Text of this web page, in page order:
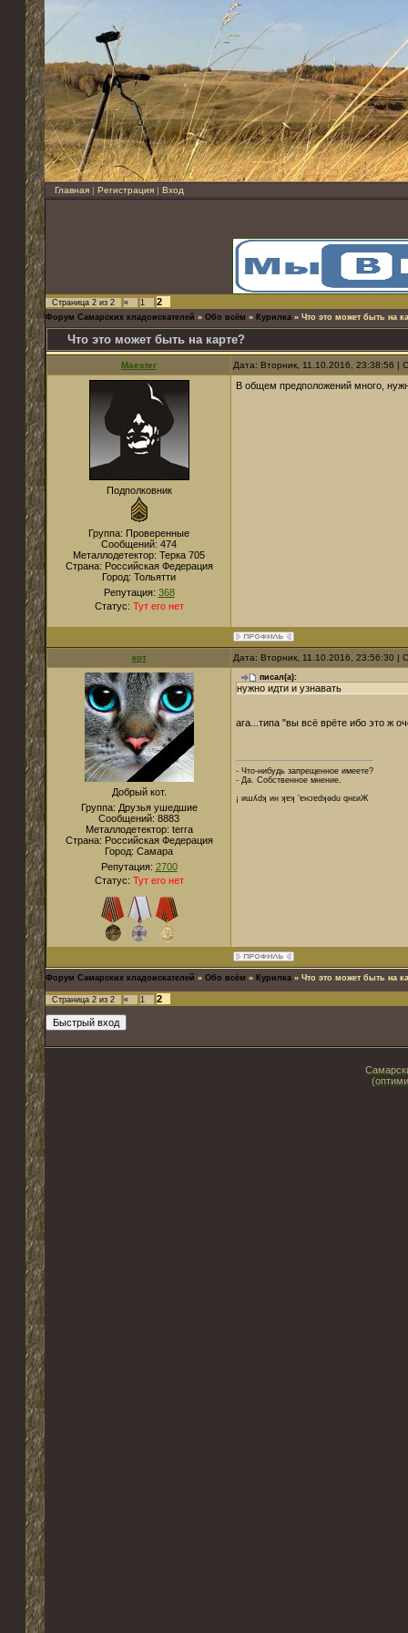
Главная | Регистрация | Вход
Страница 2 из 2 « 1 2
Форум Самарских кладоискателей » Обо всём » Курилка » Что это может быть на
Что это может быть на карте?
Maester Дата: Вторник, 11.10.2016, 23:38:56 |
Подполковник
Группа: Проверенные
Сообщений: 474
Металлодетектор: Терка 705
Страна: Российская Федерация
Город: Тольятти
Репутация: 368
Статус: Тут его нет
В общем предположений много,
кот Дата: Вторник, 11.10.2016, 23:56:30 |
Добрый кот.
Группа: Друзья ушедшие
Сообщений: 8883
Металлодетектор: terra
Страна: Российская Федерация
Город: Cамара
Репутация: 2700
Статус: Тут его нет
писал(а):
нужно идти и узнавать
ага...типа "вы всё врёте ибо это ж
- Что-нибудь запрещенное имеете?
- Да. Собственное мнение.
¡ иɯʎdʞ ин ʞɐʞ 'ɐнɔɐdʞǝdu qнεиЖ
Форум Самарских кладоискателей » Обо всём » Курилка » Что это может быть на
Страница 2 из 2 « 1 2